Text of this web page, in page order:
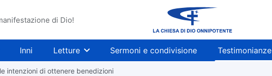
di Dio!
Inni Letture Sermoni e condivisione Testimonianze
intenzioni di ottenere benedizioni